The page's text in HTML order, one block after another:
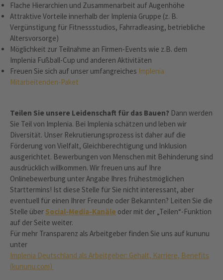
Flache Hierarchien und Zusammenarbeit auf Augenhöhe
Attraktive Vorteile innerhalb der Implenia Gruppe (z. B.
Vergünstigung für Fitnessstudios, Fahrradleasing, betriebliche
Altersvorsorge)
Möglichkeit zur Teilnahme an Firmen-Events wie z.B. dem
Implenia Fußball-Cup und anderen Aktivitäten
Freuen Sie sich auf unser umfangreiches Implenia
Mitarbeitenden-Paket
Teilen Sie unsere Leidenschaft für das Bauen? Dann werden
Sie Teil von Implenia. Bei Implenia schätzen und leben wir
Diversität. Unser Rekrutierungsprozess ist daher auf die
Förderung von Vielfalt, Gleichberechtigung und Inklusion
ausgerichtet. Bewerbungen von Menschen mit Behinderung sind
ausdrücklich willkommen. Wir freuen uns auf Ihre
Onlinebewerbung unter Angabe Ihres frühestmöglichen
Starttermins! Ist diese Stelle für Sie nicht interessant, aber
eventuell für einen Ihrer Freunde oder Bekannten? Leiten Sie die
Stelle über Social-Media-Kanäle oder mit der „Teilen“-Funktion
auf der Seite weiter.
Für mehr Transparenz als Arbeitgeber finden Sie uns auf kununu
unter
Implenia Deutschland als Arbeitgeber: Gehalt, Karriere, Benefits
(kununu.com)